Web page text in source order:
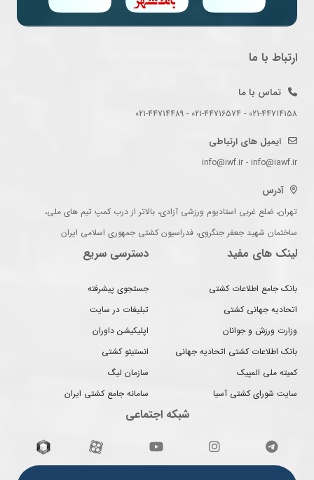
ارتباط با ما
تماس با ما
021-44714158 - 021-44716574 - 021-44714489
ایمیل های ارتباطی
info@iwf.ir - info@iawf.ir
آدرس
تهران، ضلع غربی استادیوم ورزشی آزادی، بالاتر از درب کمپ تیم های ملی،
ساختمان شهید جعفر جنگروی، فدراسیون کشتی جمهوری اسلامی ایران
لینک های مفید
بانک جامع اطلاعات کشتی
اتحادیه جهانی کشتی
وزارت ورزش و جوانان
بانک اطلاعات کشتی اتحادیه جهانی
کمیته ملی المپیک
سایت شورای کشتی آسیا
دسترسی سریع
جستجوی پیشرفته
تبلیغات در سایت
اپلیکیشن داوران
انستیتو کشتی
سازمان لیگ
سامانه جامع کشتی ایران
شبکه اجتماعی